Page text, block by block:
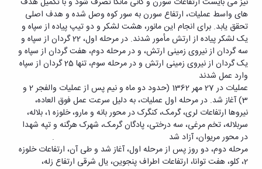
های واسط عملیات، ارتفاع سورن به سور کوه وصل شده و هدف اصلی
تحقق یابد. برای انجام این مانور، هشت لشکر و دو تیپ پیاده از سپاه و
یک لشکر پیاده از ارتش مأمور شدند. در مرحله اول، 22 گردان از سپاه و
سه گردان از نیروی زمینی ارتش، و در مرحله دوم، هفت گردان از سپاه و
یک گردان از نیروی زمینی ارتش و در مرحله سوم، تنها 25 گردان از سپاه
وارد عمل شدند
عملیات در 27 مهر 1362 (حدود دو ماه و نیم پس از عملیات والفجر 2 و
3) آغاز شد. در مرحله اول عملیات، به دلیل سرعت عمل فوق العاده،
نیروها ارتفاعات لری، گرمک، کنگرک در محور بانه و مارو، خلوزه 1، بلاله،
سربلاله، تخم مرغی، سه درختی، پادگان گرمک، شهرک هرگنه و تپه شهدا
در محور مریوان، آزاد شد .
مرحله دوم، دو روز پس از مرحله اول، آغاز شد و طی آن، ارتفاعات خلوزه
2، کلو، هفت توانا، ارتفاعات اطراف پنجوین، یال شرقی ارتفاع زله،